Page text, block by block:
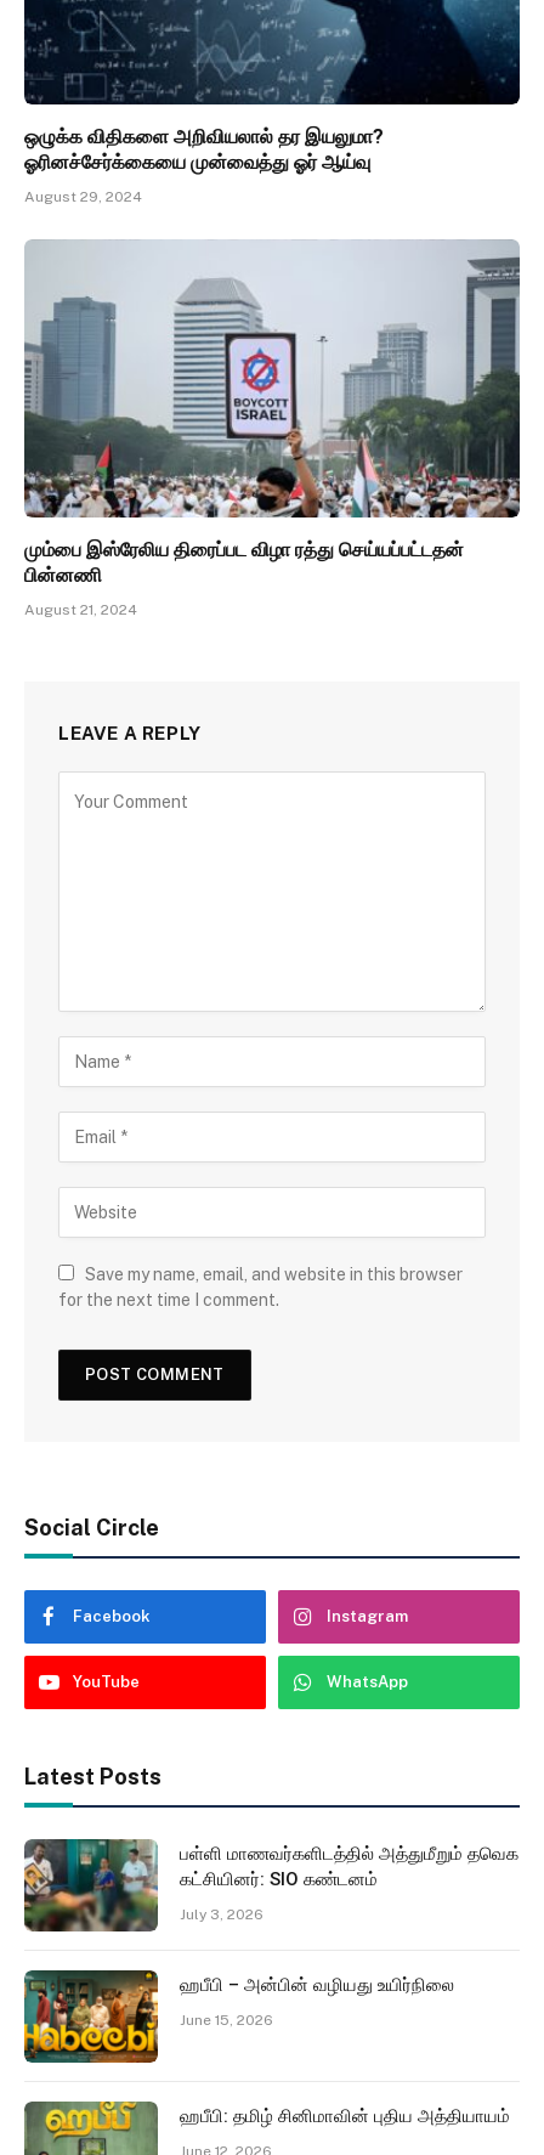
ஒழுக்க விதிகளை அறிவியலால் தர இயலுமா?
ஓரினச்சேர்க்கையை முன்வைத்து ஓர் ஆய்வு
August 29, 2024
மும்பை இஸ்ரேலிய திரைப்பட விழா ரத்து செய்யப்பட்டதன்
பின்னணி
August 21, 2024
LEAVE A REPLY
Save my name, email, and website in this browser
for the next time I comment.
Social Circle
Facebook Instagram
YouTube WhatsApp
Latest Posts
பள்ளி மாணவர்களிடத்தில் அத்துமீறும் தவெக
கட்சியினர்: SIO கண்டனம்
July 3, 2026
ஹபீபி – அன்பின் வழியது உயிர்நிலை
June 15, 2026
ஹபீபி: தமிழ் சினிமாவின் புதிய அத்தியாயம்